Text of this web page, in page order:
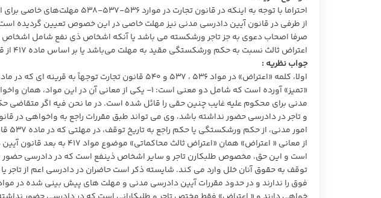
احتراما با توجه به اینکه در قانون
از طرفی در قانون آیین دادرسی مدنی نیز مهلت خاصی در این خصوص تعیین گردیده
صرفا اصحاب دعوی به جز تاجر ورشکسته می باشد یا آنکه اشخاص ذی نفع شامل اشخاص
اعتراض ثالث نسبت به حکم ورشکستگی مقید به مهلت می‌باشد یا بر اساس ماده ۴۱۷ از قانون آیین دادرسی مدنی فاقد مهلت می‌باشد./ع
جواب نظریه :
«تمیز» آورده است که شامل دو معنی است: ۱- یکی از معانی آن
مدنی برای محکوم علیه غایب چنین حقی را قائل شده است. در ما نحن فیه اگر متقاضی
و تاجر در دادرسی حضور نداشته باشد، وی می تواند طبق مقررات راجع به واخواهی در
از معانی « اعتراض» همان «اعتراض
است و این حق، مخصوص طلبکارن تاجر و سایر اشخاص ذینفع است که در دادرسی حضور
توقف به حقوق آنان خلل وارد می کند. شایسته ذکر است حاضران در دادرسی اعم از